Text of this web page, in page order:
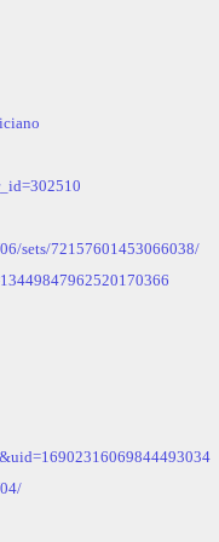
sets/72157601453066038/